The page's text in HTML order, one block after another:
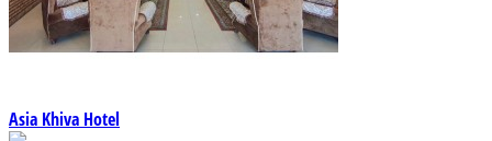
Asia Khiva Hotel